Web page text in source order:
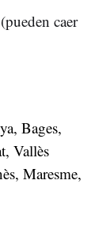
caer
Bages,
Vallès
Maresme,